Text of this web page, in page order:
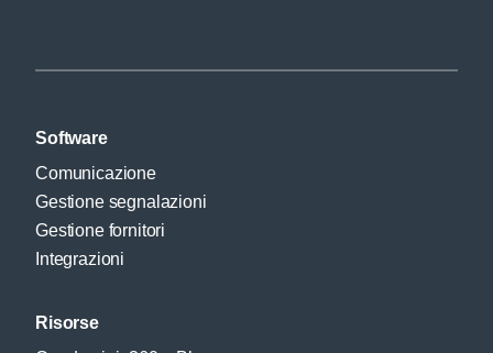
Software
Comunicazione
Gestione segnalazioni
Gestione fornitori
Integrazioni
Risorse